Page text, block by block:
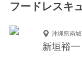
フードレスキ
沖縄県南
新垣裕